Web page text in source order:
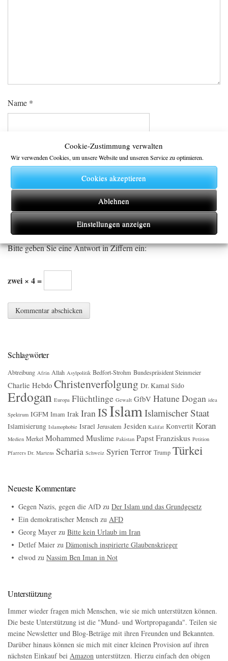
Cookie-Zustimmung verwalten
Wir verwenden Cookies, um unsere Website und unseren Service zu optimieren.
Cookies akzeptieren
Ablehnen
Einstellungen anzeigen
Name *
Website
Bitte geben Sie eine Antwort in Ziffern ein:
zwei × 4 =
Schlagwörter
Abtreibung Afrin Allah Asylpolitik Bedfort-Strohm Bundespräsident Steinmeier
Charlie Hebdo Christenverfolgung Dr. Kamal Sido
Erdogan Europa Flüchtlinge Gewalt GfbV Hatune Dogan idea
Spektrum IGFM Imam Irak IranISIslamIslamischer Staat
Islamisierung Islamophobie Israel Jerusalem Jesiden Kalifat Konvertit Koran
Medien Merkel Mohammed Muslime Pakistan Papst Franziskus Petition
Pfarrers Dr. Martens Scharia Schweiz SyrienTerror Trump Türkei
Neueste Kommentare
Gegen Nazis, gegen die AfD zu Der Islam und das Grundgesetz
Ein demokratischer Mensch zu AFD
Georg Mayer zu Bitte kein Urlaub im Iran
Detlef Maier zu Dämonisch inspirierte Glaubenskrieger
elwod zu Nassim Ben Iman in Not
Unterstützung
Immer wieder fragen mich Menschen, wie sie mich unterstützen können.
Die beste Unterstützung ist die "Mund- und Wortpropaganda". Teilen sie
meine Newsletter und Blog-Beträge mit ihren Freunden und Bekannten.
Darüber hinaus können sie mich mit einer kleinen Provision auf ihren
nächsten Einkauf bei Amazon unterstützen. Hierzu einfach den obigen